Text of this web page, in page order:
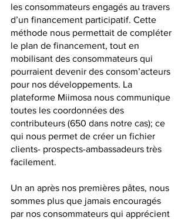
les consommateurs engagés au travers
d’un financement participatif. Cette
méthode nous permettait de compléter
le plan de financement, tout en
mobilisant des consommateurs qui
pourraient devenir des consom’acteurs
pour nos développements. La
plateforme Miimosa nous communique
toutes les coordonnées des
contributeurs (650 dans notre cas); ce
qui nous permet de créer un fichier
clients- prospects-ambassadeurs très
facilement.
Un an après nos premières pâtes, nous
sommes plus que jamais encouragés
par nos consommateurs qui apprécient